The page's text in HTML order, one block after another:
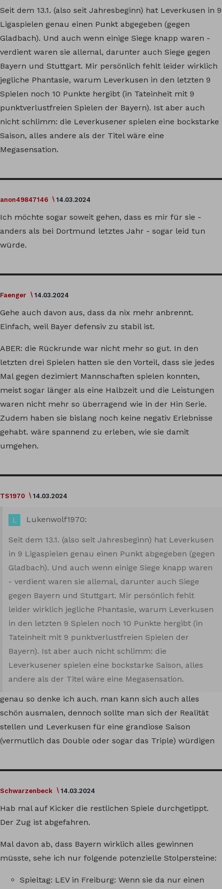
Seit dem 13.1. (also seit Jahresbeginn) hat Leverkusen in 9
Ligaspielen genau einen Punkt abgegeben (gegen
Gladbach). Und auch wenn einige Siege knapp waren -
verdient waren sie allemal, darunter auch Siege gegen
Bayern und Stuttgart. Mir persönlich fehlt leider wirklich
jegliche Phantasie, warum Leverkusen in den letzten 9
Spielen noch 10 Punkte hergibt (in Tateinheit mit 9
punktverlustfreien Spielen der Bayern). Ist aber auch
nicht schlimm: die Leverkusener spielen eine bockstarke
Saison, alles andere als der Titel wäre eine
Megasensation.
anon49847146 14.03.2024
Ich möchte sogar soweit gehen, dass es mir für sie -
anders als bei Dortmund letztes Jahr - sogar leid tun
würde.
Faenger 14.03.2024
Gehe auch davon aus, dass da nix mehr anbrennt.
Einfach, weil Bayer defensiv zu stabil ist.
ABER: die Rückrunde war nicht mehr so gut. In den
letzten drei Spielen hatten sie den Vorteil, dass sie jedes
Mal gegen dezimiert Mannschaften spielen konnten,
meist sogar länger als eine Halbzeit und die Leistungen
waren nicht mehr so überragend wie in der Hin Serie.
Zudem haben sie bislang noch keine negativ Erlebnisse
gehabt. wäre spannend zu erleben, wie sie damit
umgehen.
TS1970 14.03.2024
Lukenwolf1970:
Seit dem 13.1. (also seit Jahresbeginn) hat Leverkusen
in 9 Ligaspielen genau einen Punkt abgegeben (gegen
Gladbach). Und auch wenn einige Siege knapp waren
- verdient waren sie allemal, darunter auch Siege
gegen Bayern und Stuttgart. Mir persönlich fehlt
leider wirklich jegliche Phantasie, warum Leverkusen
in den letzten 9 Spielen noch 10 Punkte hergibt (in
Tateinheit mit 9 punktverlustfreien Spielen der
Bayern). Ist aber auch nicht schlimm: die
Leverkusener spielen eine bockstarke Saison, alles
andere als der Titel wäre eine Megasensation.
genau so denke ich auch. man kann sich auch alles
schön ausmalen, dennoch sollte man sich der Realität
stellen und Leverkusen für eine grandiose Saison
(vermutlich das Double oder sogar das Triple) würdigen
Schwarzenbeck 14.03.2024
Hab mal auf Kicker die restlichen Spiele durchgetippt.
Der Zug ist abgefahren.
Mal davon ab, dass Bayern wirklich alles gewinnen
müsste, sehe ich nur folgende potenzielle Stolpersteine:
Spieltag: LEV in Freiburg: Wenn sie da nur einen